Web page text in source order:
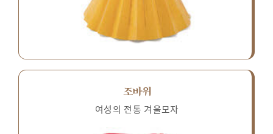
조바위
여성의 전통 겨울모자